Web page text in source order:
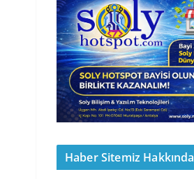
Haber Sitemiz Hakkında